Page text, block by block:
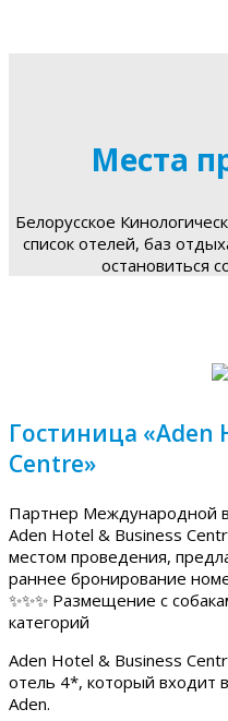
Места
Белорусское
список отелей, баз
остановиться
Гостиница «Aden
Centre»
Партнер Международной
Aden Hotel & Business
местом проведения,
раннее бронирование
✨✨✨ Размещение с
категорий
Aden Hotel & Business
отель 4*, который входит
Aden.